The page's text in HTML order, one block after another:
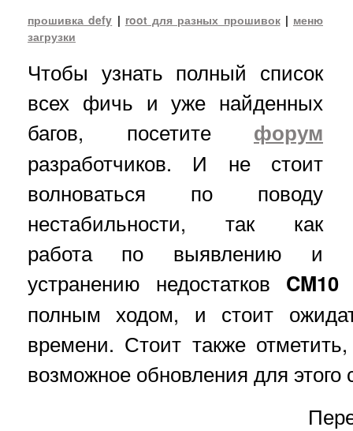
прошивка defy | root для разных прошивок| меню
загрузки
Чтобы узнать полный список
всех фичь и уже найденных
багов, посетите форум
разработчиков. И не стоит
волноваться по поводу
нестабильности, так как
работа по выявлению и
устранению недостатков CM10
полным ходом, и стоит
времени. Стоит также
возможное обновления для